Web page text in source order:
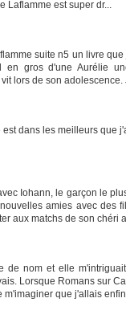
Laflamme est super dr...
suite n5 un livre
en gros d'une Aurélie
lors de son adolescence.
dans les meilleurs que
Iohann, le garçon le
amies avec des
aux matchs de son chéri
de nom et elle
Lorsque Romans sur
m'imaginer que j'allais